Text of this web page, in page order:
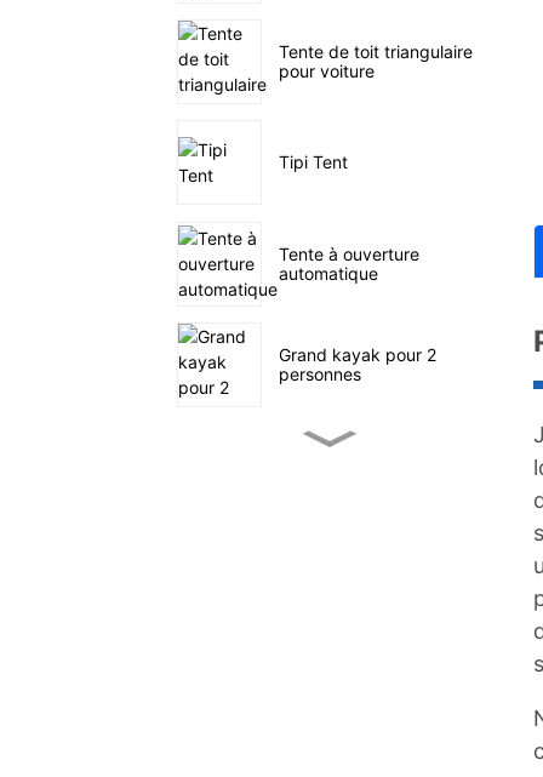
Tente de toit triangulaire
pour voiture
Tipi Tent
Tente à ouverture
automatique
Grand kayak pour 2
personnes